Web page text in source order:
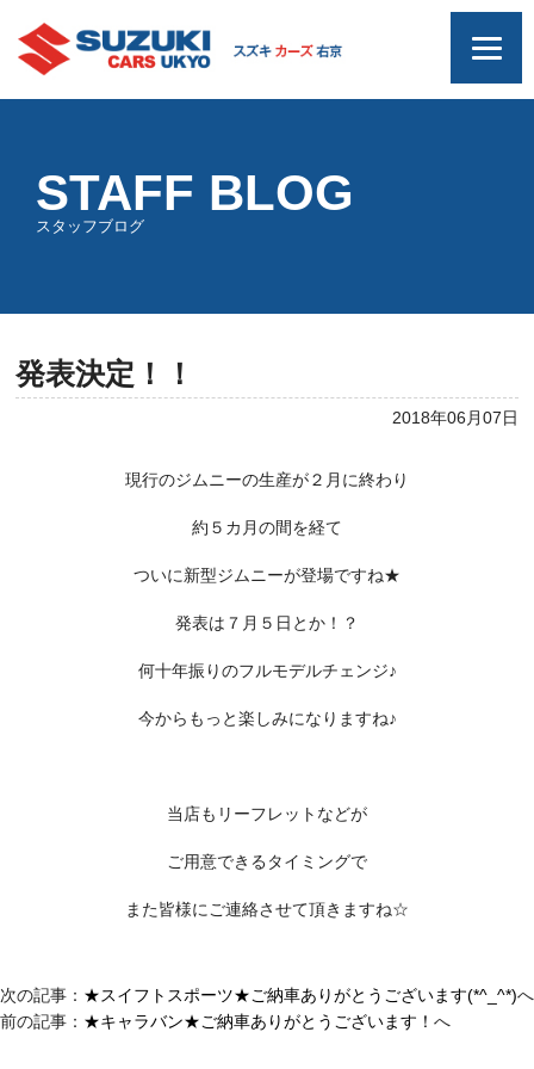
STAFF BLOG
スタッフブログ
発表決定！！
2018年06月07日
現行のジムニーの生産が２月に終わり
約５カ月の間を経て
ついに新型ジムニーが登場ですね★
発表は７月５日とか！？
何十年振りのフルモデルチェンジ♪
今からもっと楽しみになりますね♪
当店もリーフレットなどが
ご用意できるタイミングで
また皆様にご連絡させて頂きますね☆
次の記事： ★スイフトスポーツ★ご納車ありがとうございます(*^_^*)へ
前の記事： ★キャラバン★ご納車ありがとうございます！ へ